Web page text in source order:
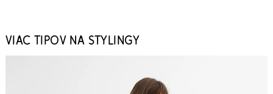
VIAC TIPOV NA STYLINGY